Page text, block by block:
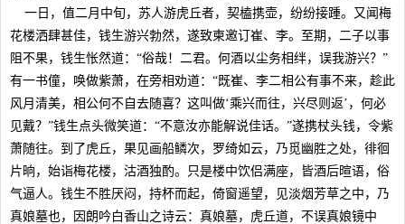
一日，值二月中旬，苏人游虎丘者，契榼携壶，纷纷接踵。又闻梅
花楼洒肆甚佳，钱生游兴勃然，遂致柬邀订崔、李。至期，二子以事
阻不果，钱生怅然道：“俗哉！二君。何酒以尘务相绊，误我游兴？”
有一书僮，唤做紫萧，在旁相劝道：“既崔、李二相公有事不来，趁此
风月清美，相公何不自去随喜？这叫做‘乘兴而往，兴尽则返’，何必
见戴？”钱生点头微笑道：“不意汝亦能解说佳话。”遂携杖头钱，令紫
萧随往。到了虎丘，果见画船鳞次，罗绮如云，乃觅幽胜之处，徘徊
片晌，始诣梅花楼，沽酒独酌。只是楼中饮侣满座，皆酒后暄语，俗
气逼人。钱生不胜厌闷，持杯而起，倚窗遥望，见淡烟芳草之中，乃
真娘墓也，因朗吟白香山之诗云：真娘墓，虎丘道，不误真娘镜中